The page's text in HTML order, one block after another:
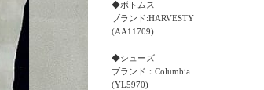
◆ボトムス
ブランド:HARVESTY
(AA11709)
◆シューズ
ブランド：Columbia
(YL5970)